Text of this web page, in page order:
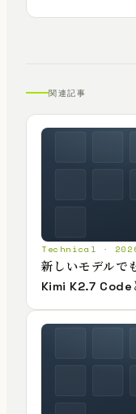
関連記事
Technical ·
新しいモデルで
Kimi K2.7 Code